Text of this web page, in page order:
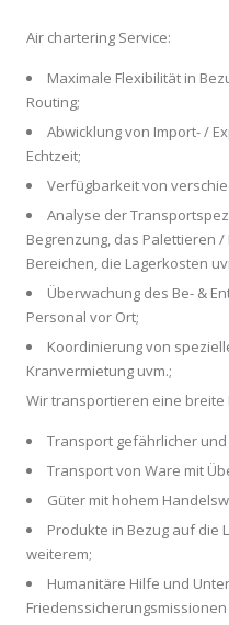
Air chartering Service:
Maximale Flexibilität in
Routing;
Abwicklung von Import- /
Echtzeit;
Verfügbarkeit von
Analyse der
Begrenzung, das Palettieren
Bereichen, die Lagerkosten
Überwachung des Be- &
Personal vor Ort;
Koordinierung von
Kranvermietung uvm.;
Wir transportieren eine
Transport gefährlicher
Transport von Ware mit
Güter mit hohem
Produkte in Bezug auf die
weiterem;
Humanitäre Hilfe und
Friedenssicherungsmissionen